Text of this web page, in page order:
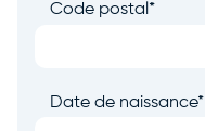
Code postal *
Date de naissance*